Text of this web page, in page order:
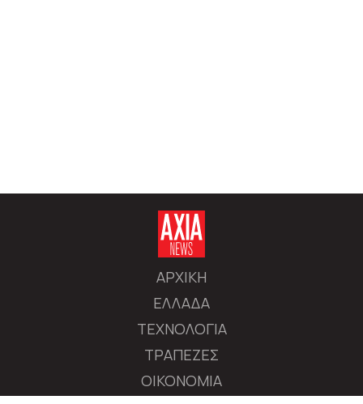
ΑΡΧΙΚΗ
ΕΛΛΑΔΑ
ΤΕΧΝΟΛΟΓΙΑ
ΤΡΑΠΕΖΕΣ
ΟΙΚΟΝΟΜΙΑ